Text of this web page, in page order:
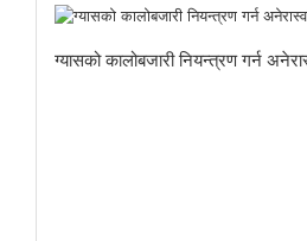
ग्यासको कालोबजारी नियन्त्रण गर्न